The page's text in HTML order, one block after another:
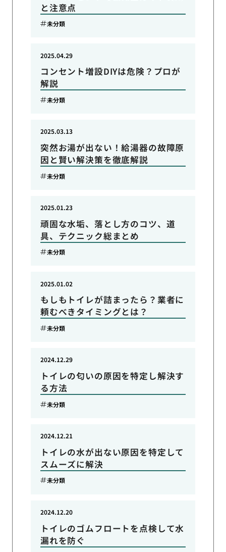
と注意点
未分類
コンセント増設DIYは危険？プロが
解説
2025.04.29
未分類
突然お湯が出ない！給湯器の故障原
因と賢い解決策を徹底解説
2025.03.13
未分類
頑固な水垢、落とし方のコツ、道
具、テクニック総まとめ
2025.01.23
未分類
もしもトイレが詰まったら？業者に
頼むべきタイミングとは？
2025.01.02
未分類
トイレの匂いの原因を特定し解決す
る方法
2024.12.29
未分類
トイレの水が出ない原因を特定して
スムーズに解決
2024.12.21
未分類
トイレのゴムフロートを点検して水
漏れを防ぐ
2024.12.20